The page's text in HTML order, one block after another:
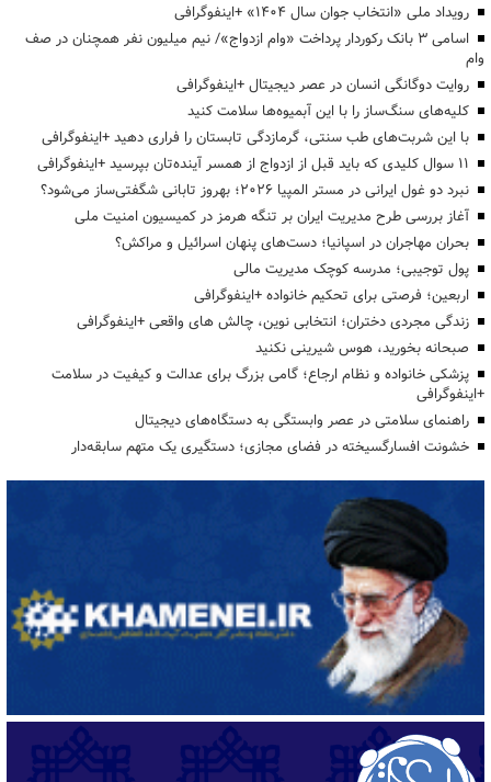
رویداد ملی «انتخاب جوان سال ۱۴۰۴» +اینفوگرافی
اسامی ۳ بانک رکوردار پرداخت «وام ازدواج»/ نیم میلیون نفر همچنان در صف
وام
روایت دوگانگی انسان در عصر دیجیتال +اینفوگرافی
کلیه‌های سنگ‌ساز را با این آبمیوه‌ها سلامت کنید
با این شربت‌های طب سنتی، گرمازدگی تابستان را فراری دهید +اینفوگرافی
۱۱ سوال کلیدی که باید قبل از ازدواج از همسر آینده‌تان بپرسید +اینفوگرافی
نبرد دو غول ایرانی در مستر المپیا ۲۰۲۶؛ بهروز تابانی شگفتی‌ساز می‌شود؟
آغاز بررسی طرح مدیریت ایران بر تنگه هرمز در کمیسیون امنیت ملی
بحران مهاجران در اسپانیا؛ دست‌های پنهان اسرائیل و مراکش؟
پول توجیبی؛ مدرسه کوچک مدیریت مالی
اربعین؛ فرصتی برای تحکیم خانواده +اینفوگرافی
زندگی مجردی دختران؛ انتخابی نوین، چالش های واقعی +اینفوگرافی
صبحانه بخورید، هوس شیرینی نکنید
پزشکی خانواده و نظام ارجاع؛ گامی بزرگ برای عدالت و کیفیت در سلامت
+اینفوگرافی
راهنمای سلامتی در عصر وابستگی به دستگاه‌های دیجیتال
خشونت افسارگسیخته در فضای مجازی؛ دستگیری یک متهم سابقه‌دار